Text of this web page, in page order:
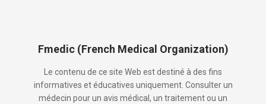
Fmedic (French Medical Organization)
Le contenu de ce site Web est destiné à des fins
informatives et éducatives uniquement. Consulter un
médecin pour un avis médical, un traitement ou un